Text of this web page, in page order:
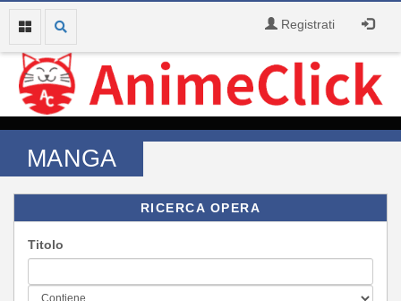
Registrati
MANGA
RICERCA OPERA
Titolo